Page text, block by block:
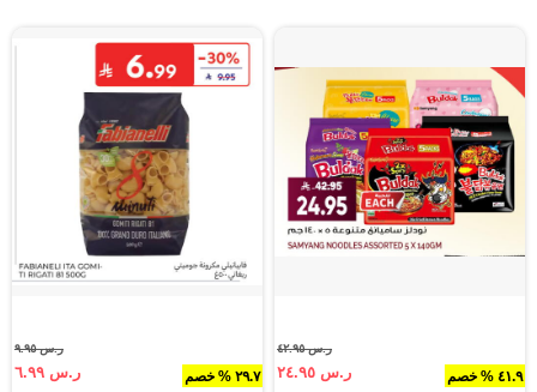
٤١.٩ % خصم
ر.س ٤٢.٩٥
ر.س ٢٤.٩٥ ٢٩.٧ % خصم
ر.س ٩.٩٥
ر.س ٦.٩٩